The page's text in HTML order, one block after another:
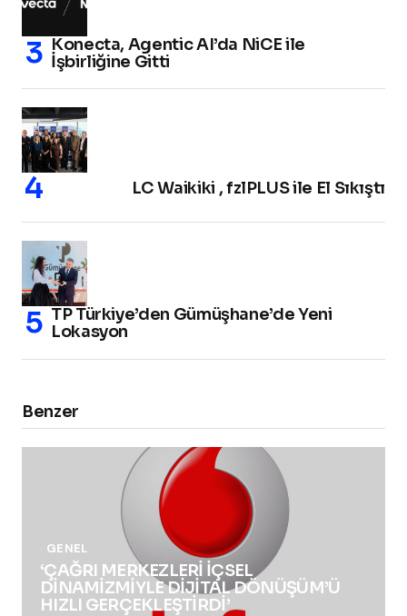
Konecta, Agentic AI’da NiCE ile
İşbirliğine Gitti
LC Waikiki , fzlPLUS ile El Sıkıştı
TP Türkiye’den Gümüşhane’de Yeni
Lokasyon
Benzer
GENEL
‘ÇAĞRI MERKEZLERİ İÇSEL
DİNAMİZMİYLE DİJİTAL DÖNÜŞÜM’Ü
HIZLI GERÇEKLEŞTİRDİ’